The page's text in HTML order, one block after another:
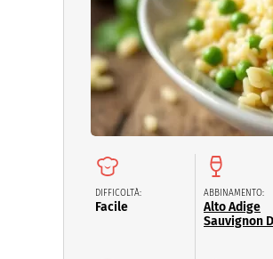
Dolci Pasqua
San
DIFFICOLTÀ:
Facile
ABBINAMENTO:
Alto Adige
Sauvignon